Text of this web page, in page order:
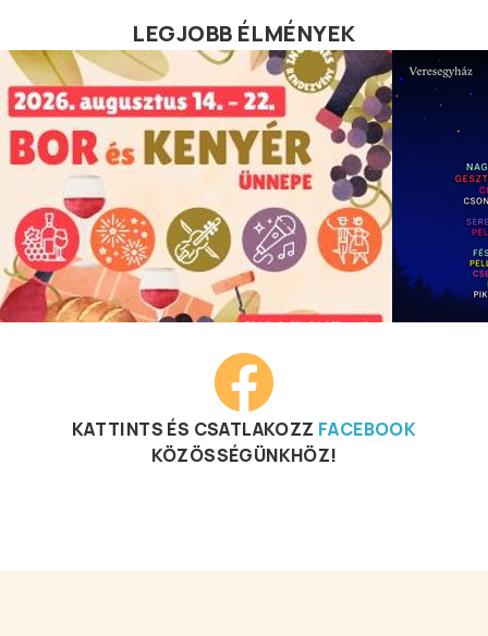
LEGJOBB ÉLMÉNYEK
KATTINTS ÉS CSATLAKOZZ FACEBOOK
KÖZÖSSÉGÜNKHÖZ!